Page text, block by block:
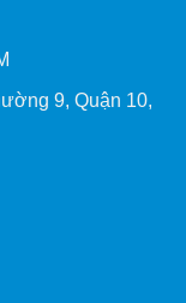
9, Quận 10,